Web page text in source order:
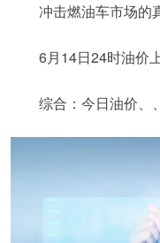
冲击燃油车市场的
6月14日24时油价
综合：今日油价、